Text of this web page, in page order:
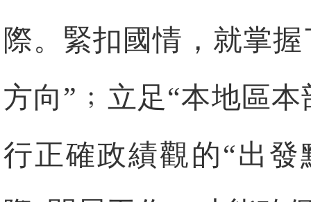
際。緊扣國情，就掌
方向”﹔立足“本地區
行正確政績觀的“出